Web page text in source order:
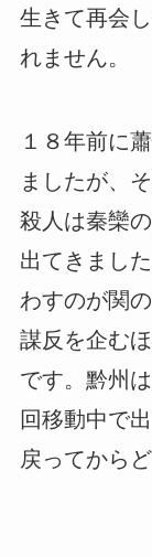
生きて再会
れません。
１８年前に
ましたが、
殺人は秦欒
出てきまし
わすのが関
謀反を企む
です。黔州
回移動中で
戻ってから